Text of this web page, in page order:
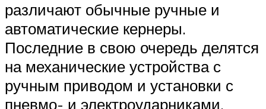
различают обычные ручные и
автоматические кернеры.
Последние в свою очередь делятся
на механические устройства с
ручным приводом и установки с
пневмо- и электроударниками.